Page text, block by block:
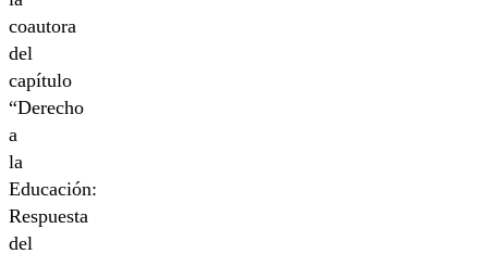
coautora
del
capítulo
“Derecho
a
la
Educación:
Respuesta
del